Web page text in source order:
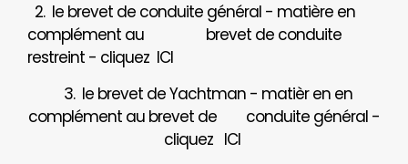
2. le brevet de conduite général - matière en
complément au brevet de conduite
restreint - cliquez ICI
3. le brevet de Yachtman - matièr en en
complément au brevet de
conduite général -
cliquez ICI